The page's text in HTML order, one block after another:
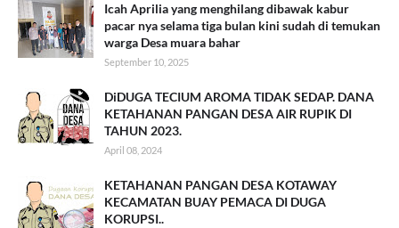
Icah Aprilia yang menghilang dibawak kabur
pacar nya selama tiga bulan kini sudah di temukan
warga Desa muara bahar
September 10, 2025
DiDUGA TECIUM AROMA TIDAK SEDAP. DANA
KETAHANAN PANGAN DESA AIR RUPIK DI
TAHUN 2023.
April 08, 2024
KETAHANAN PANGAN DESA KOTAWAY
KECAMATAN BUAY PEMACA DI DUGA
KORUPSI..